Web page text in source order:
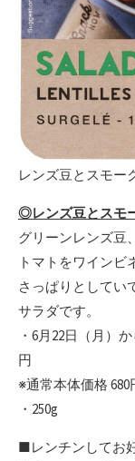
レンズ豆とスモー
◎レンズ豆とスモ
グリーンレンズ豆
トマトをワインビ
さっぱりとしてい
サラダです。
・6月22日（月）
円
※通常本体価格 680
・250g
■レンチンしてお